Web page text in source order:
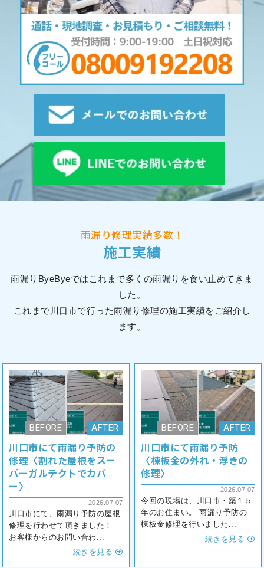
雨漏り修理実績多数！
施工実績
雨漏りByeByeではこれまで多くの雨漏りを食い止めてきま
した。
これまで川口市で行った雨漏り修理の施工実績をご紹介し
ます。
川口市にて雨漏り予防の
修理〈割れた屋根をスー
パーガルテクトでカバ
ー〉
2026.07.07
川口市にて、雨漏り予防の屋根
修理を行わせて頂きました！
お客様からのお問い合わ...
続きを見る
川口市にて雨漏り予防
〈棟板金の外れ・浮きの
修理〉
2026.07.07
今回の現場は、川口市・築１５
年のお住まい。 雨漏り予防の
棟板金修理を行いました...
続きを見る